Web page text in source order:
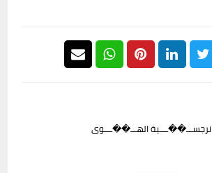
نرجســـ��ــــية الهـــ��ــــوى